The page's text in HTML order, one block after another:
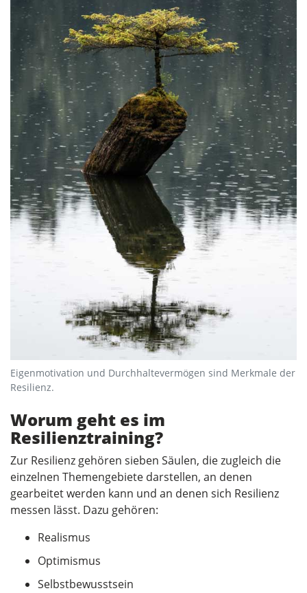
Eigenmotivation und Durchhaltevermögen sind Merkmale der
Resilienz.
Worum geht es im
Resilienztraining?
Zur Resilienz gehören sieben Säulen, die zugleich die
einzelnen Themengebiete darstellen, an denen
gearbeitet werden kann und an denen sich Resilienz
messen lässt. Dazu gehören:
Realismus
Optimismus
Selbstbewusstsein